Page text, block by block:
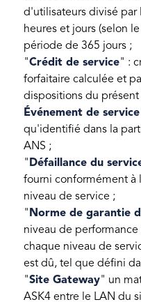
d'utilisateurs divisé
heures et jours (selon
période de 365 jours ;
"Crédit de service" :
forfaitaire calculée et
dispositions du présent
Événement de service
qu'identifié dans la
ANS ;
" Défaillance du
fourni conformément à
niveau de service ;
" Norme de garantie
niveau de
chaque niveau de
est dû, tel que défini
"Site Gateway" un
ASK4 entre le LAN du